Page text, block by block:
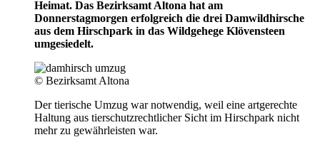
Heimat. Das Bezirksamt Altona hat am
Donnerstagmorgen erfolgreich die drei Damwildhirsche
aus dem Hirschpark in das Wildgehege Klövensteen
umgesiedelt.
© Bezirksamt Altona
Der tierische Umzug war notwendig, weil eine artgerechte
Haltung aus tierschutzrechtlicher Sicht im Hirschpark nicht
mehr zu gewährleisten war.